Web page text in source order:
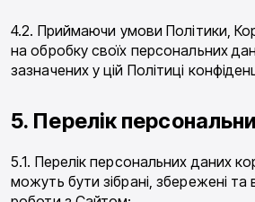
4.2. Приймаючи умови Політики,
на обробку своїх персональних
зазначених у цій Політиці
5. Перелік
5.1. Перелік персональних даних
можуть бути зібрані, збережені та